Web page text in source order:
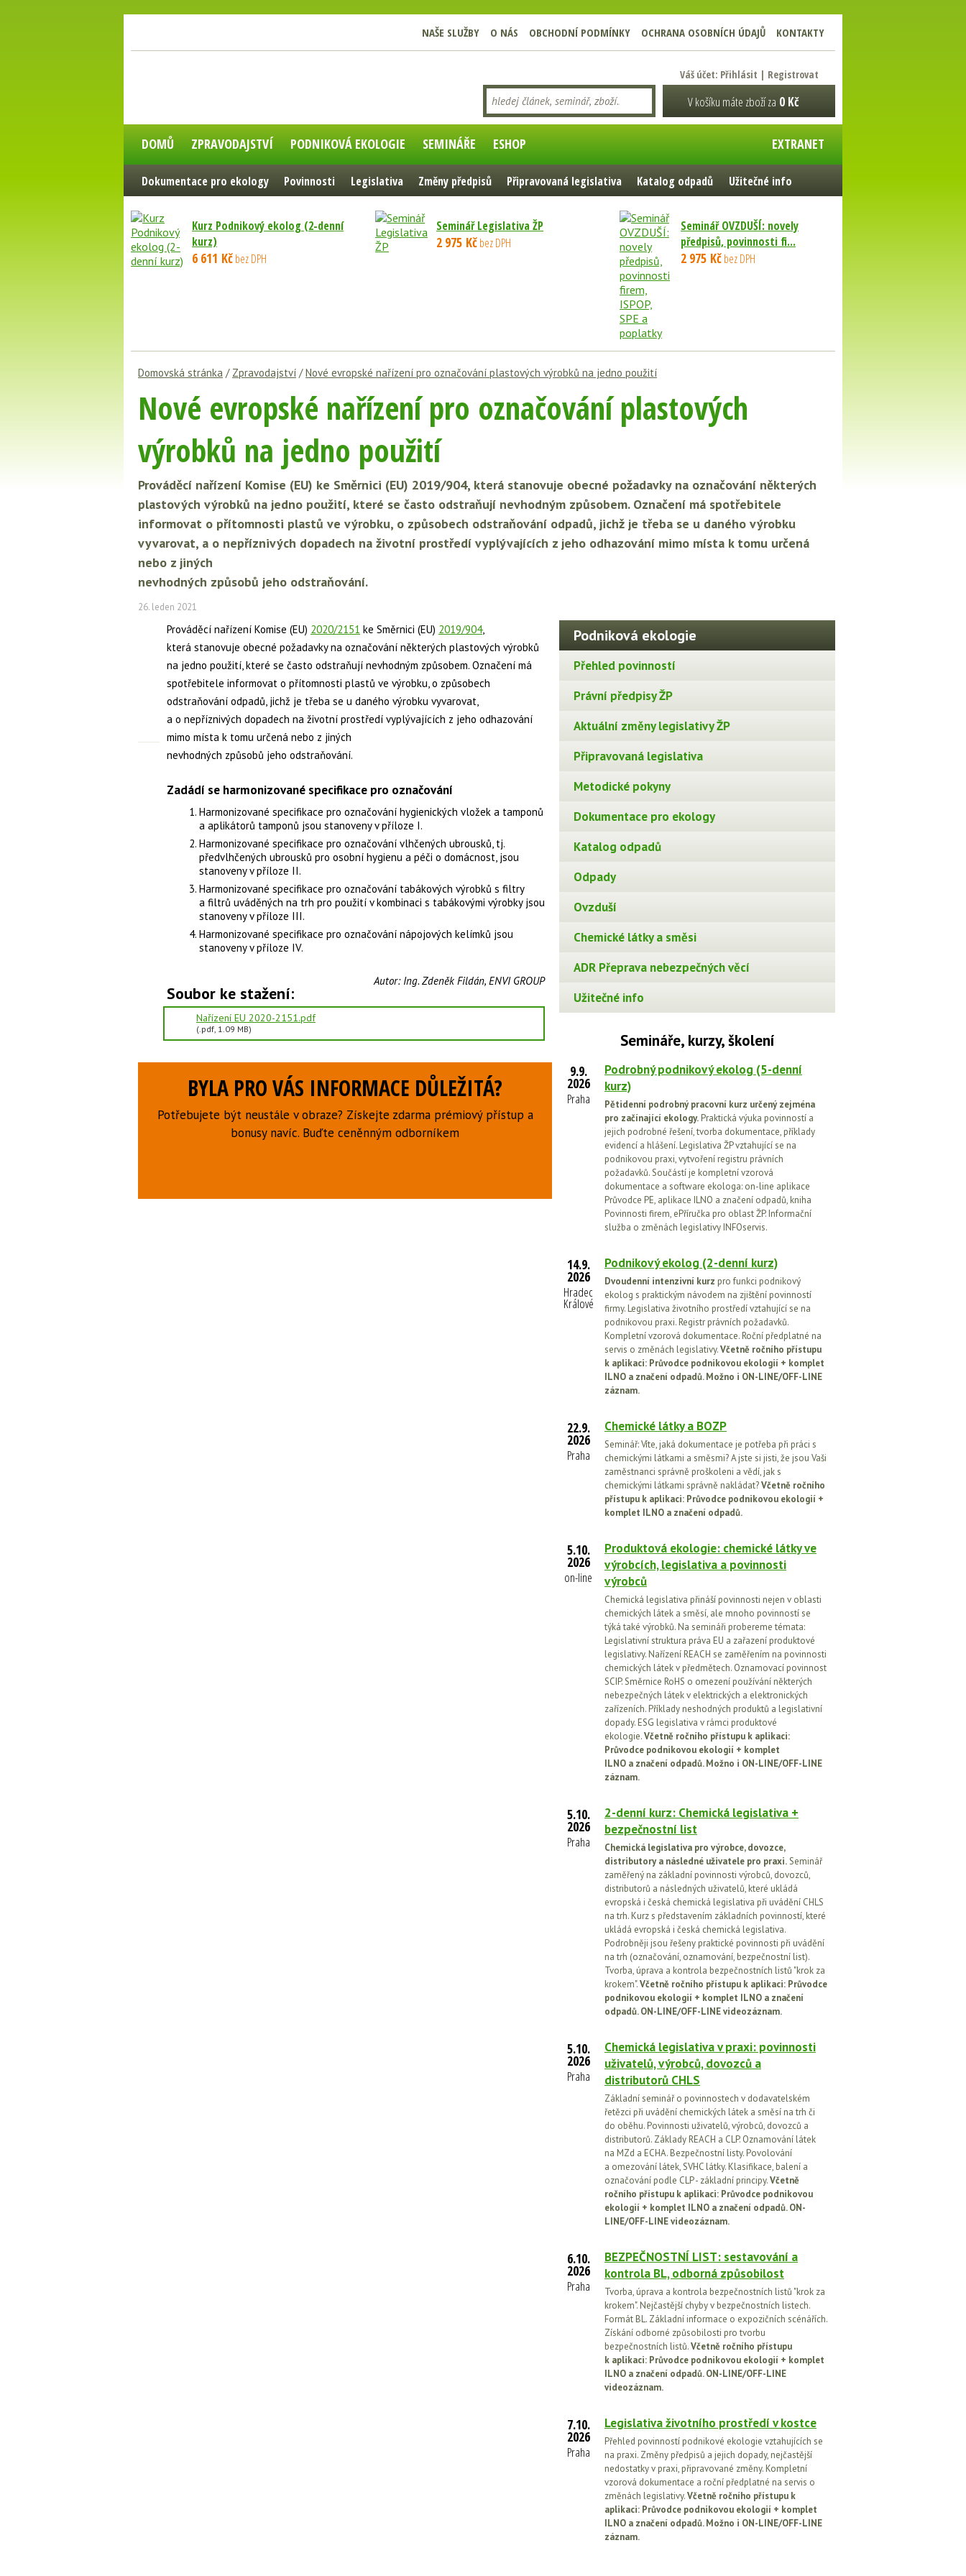
NAŠE SLUŽBY O NÁS OBCHODNÍ PODMÍNKY OCHRANA OSOBNÍCH ÚDAJŮ KONTAKTY
Váš účet: Přihlásit | Registrovat
V košíku máte zboží za 0 Kč
DOMŮ ZPRAVODAJSTVÍ PODNIKOVÁ EKOLOGIE SEMINÁŘE ESHOP EXTRANET
Dokumentace pro ekology Povinnosti Legislativa Změny předpisů Připravovaná legislativa Katalog odpadů Užitečné info
Kurz Podnikový ekolog (2-denní
kurz)
6 611 Kčbez DPH
Seminář Legislativa ŽP
2 975 Kčbez DPH
Seminář OVZDUŠÍ: novely
předpisů, povinnosti fi...
2 975 Kčbez DPH
Domovská stránka / Zpravodajství /Nové evropské nařízení pro označování plastových výrobků na jedno použití
Nové evropské nařízení pro označování plastových
výrobků na jedno použití
Prováděcí nařízení Komise (EU) ke Směrnici (EU) 2019/904, která stanovuje obecné požadavky na označování některých
plastových výrobků na jedno použití, které se často odstraňují nevhodným způsobem. Označení má spotřebitele
informovat o přítomnosti plastů ve výrobku, o způsobech odstraňování odpadů, jichž je třeba se u daného výrobku
vyvarovat, a o nepříznivých dopadech na životní prostředí vyplývajících z jeho odhazování mimo místa k tomu určená
nebo z jiných
nevhodných způsobů jeho odstraňování.
26. leden 2021
Prováděcí nařízení Komise (EU) 2020/2151 ke Směrnici (EU) 2019/904,
která stanovuje obecné požadavky na označování některých plastových výrobků
na jedno použití, které se často odstraňují nevhodným způsobem. Označení má
spotřebitele informovat o přítomnosti plastů ve výrobku, o způsobech
odstraňování odpadů, jichž je třeba se u daného výrobku vyvarovat,
a o nepříznivých dopadech na životní prostředí vyplývajících z jeho odhazování
mimo místa k tomu určená nebo z jiných
nevhodných způsobů jeho odstraňování.
Zadádí se harmonizované specifikace pro označování
Harmonizované specifikace pro označování hygienických vložek a tamponů
a aplikátorů tamponů jsou stanoveny v příloze I.
Harmonizované specifikace pro označování vlhčených ubrousků, tj.
předvlhčených ubrousků pro osobní hygienu a péči o domácnost, jsou
stanoveny v příloze II.
Harmonizované specifikace pro označování tabákových výrobků s filtry
a filtrů uváděných na trh pro použití v kombinaci s tabákovými výrobky jsou
stanoveny v příloze III.
Harmonizované specifikace pro označování nápojových kelímků jsou
stanoveny v příloze IV.
Autor: Ing. Zdeněk Fildán, ENVI GROUP
Soubor ke stažení:
Nařízení EU 2020-2151.pdf
(.pdf, 1.09 MB)
BYLA PRO VÁS INFORMACE DŮLEŽITÁ?
Potřebujete být neustále v obraze? Získejte zdarma prémiový přístup a
bonusy navíc. Buďte ceněnným odborníkem
Podniková ekologie
Přehled povinností
Právní předpisy ŽP
Aktuální změny legislativy ŽP
Připravovaná legislativa
Metodické pokyny
Dokumentace pro ekology
Katalog odpadů
Odpady
Ovzduší
Chemické látky a směsi
ADR Přeprava nebezpečných věcí
Užitečné info
Semináře, kurzy, školení
9.9.
2026
Praha
Podrobný podnikový ekolog (5-denní
kurz)
Pětidenní podrobný pracovní kurz určený zejména
pro začínající ekology. Praktická výuka povinností a
jejich podrobné řešení, tvorba dokumentace, příklady
evidencí a hlášení. Legislativa ŽP vztahující se na
podnikovou praxi, vytvoření registru právních
požadavků. Součástí je kompletní vzorová
dokumentace a software ekologa: on-line aplikace
Průvodce PE, aplikace ILNO a značení odpadů, kniha
Povinnosti firem, ePříručka pro oblast ŽP. Informační
služba o změnách legislativy INFOservis.
14.9.
2026
Hradec
Králové
Podnikový ekolog (2-denní kurz)
Dvoudenní intenzivní kurz pro funkci podnikový
ekolog s praktickým návodem na zjištění povinností
firmy. Legislativa životního prostředí vztahující se na
podnikovou praxi. Registr právních požadavků.
Kompletní vzorová dokumentace. Roční předplatné na
servis o změnách legislativy.Včetně ročního přístupu
k aplikaci: Průvodce podnikovou ekologií + komplet
ILNO a značení odpadů. Možno i ON-LINE/OFF-LINE
záznam.
22.9.
2026
Praha
Chemické látky a BOZP
Seminář: Víte, jaká dokumentace je potřeba při práci s
chemickými látkami a směsmi? A jste si jisti, že jsou Vaši
zaměstnanci správně proškoleni a vědí, jak s
chemickými látkami správně nakládat?Včetně ročního
přístupu k aplikaci: Průvodce podnikovou ekologií +
komplet ILNO a značení odpadů.
5.10.
2026
on-line
Produktová ekologie: chemické látky ve
výrobcích, legislativa a povinnosti
výrobců
Chemická legislativa přináší povinnosti nejen v oblasti
chemických látek a směsí, ale mnoho povinností se
týká také výrobků. Na semináři probereme témata:
Legislativní struktura práva EU a zařazení produktové
legislativy. Nařízení REACH se zaměřením na povinnosti
chemických látek v předmětech. Oznamovací povinnost
SCIP. Směrnice RoHS o omezení používání některých
nebezpečných látek v elektrických a elektronických
zařízeních. Příklady neshodných produktů a legislativní
dopady. ESG legislativa v rámci produktové
ekologie.Včetně ročního přístupu k aplikaci:
Průvodce podnikovou ekologií + komplet
ILNO a značení odpadů. Možno i ON-LINE/OFF-LINE
záznam.
5.10.
2026
Praha
2-denní kurz: Chemická legislativa +
bezpečnostní list
Chemická legislativa pro výrobce, dovozce,
distributory a následné uživatele pro praxi.Seminář
zaměřený na základní povinnosti výrobců, dovozců,
distributorů a následných uživatelů, které ukládá
evropská i česká chemická legislativa při uvádění CHLS
na trh. Kurz s představením základních povinností, které
ukládá evropská i česká chemická legislativa.
Podrobněji jsou řešeny praktické povinnosti při uvádění
na trh (označování, oznamování, bezpečnostní list).
Tvorba, úprava a kontrola bezpečnostních listů "krok za
krokem".Včetně ročního přístupu k aplikaci: Průvodce
podnikovou ekologií + komplet ILNO a značení
odpadů. ON-LINE/OFF-LINE videozáznam.
5.10.
2026
Praha
Chemická legislativa v praxi: povinnosti
uživatelů, výrobců, dovozců a
distributorů CHLS
Základní seminář o povinnostech v dodavatelském
řetězci při uvádění chemických látek a směsí na trh či
do oběhu. Povinnosti uživatelů, výrobců, dovozců a
distributorů. Základy REACH a CLP. Oznamování látek
na MZd a ECHA. Bezpečnostní listy. Povolování
a omezování látek, SVHC látky. Klasifikace, balení a
označování podle CLP - základní principy.Včetně
ročního přístupu k aplikaci: Průvodce podnikovou
ekologií + komplet ILNO a značení odpadů. ON-
LINE/OFF-LINE videozáznam.
6.10.
2026
Praha
BEZPEČNOSTNÍ LIST: sestavování a
kontrola BL, odborná způsobilost
Tvorba, úprava a kontrola bezpečnostních listů "krok za
krokem". Nejčastější chyby v bezpečnostních listech.
Formát BL. Základní informace o expozičních scénářích.
Získání odborné způsobilosti pro tvorbu
bezpečnostních listů.Včetně ročního přístupu
k aplikaci: Průvodce podnikovou ekologií + komplet
ILNO a značení odpadů. ON-LINE/OFF-LINE
videozáznam.
7.10.
2026
Praha
Legislativa životního prostředí v kostce
Přehled povinností podnikové ekologie vztahujících se
na praxi. Změny předpisů a jejich dopady, nejčastější
nedostatky v praxi, připravované změny. Kompletní
vzorová dokumentace a roční předplatné na servis o
změnách legislativy.Včetně ročního přístupu k
aplikaci: Průvodce podnikovou ekologií + komplet
ILNO a značení odpadů. Možno i ON-LINE/OFF-LINE
záznam.